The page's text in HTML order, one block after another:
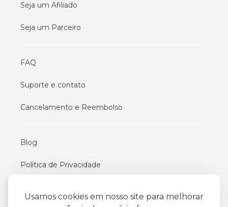
Usamos cookies em nosso site para melhorar
Seja um Afiliado
Seja um Parceiro
FAQ
Suporte e contato
Cancelamento e Reembolso
Blog
Política de Privacidade